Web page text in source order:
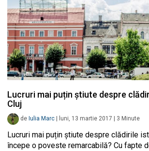
Lucruri mai puțin știute despre
Cluj
de Iulia Marc luni, 13 martie 2017 3 Minute
Lucruri mai puțin știute despre clădirile
începe o poveste remarcabilă? Cu fapte